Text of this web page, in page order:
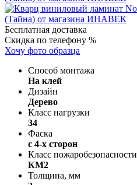
Бесплатная доставка
Скидка по телефону %
Хочу фото образца
Способ монтажа
На клей
Дизайн
Дерево
Класс нагрузки
34
Фаска
с 4-х сторон
Класс пожаробезопасности
КМ2
Толщина, мм